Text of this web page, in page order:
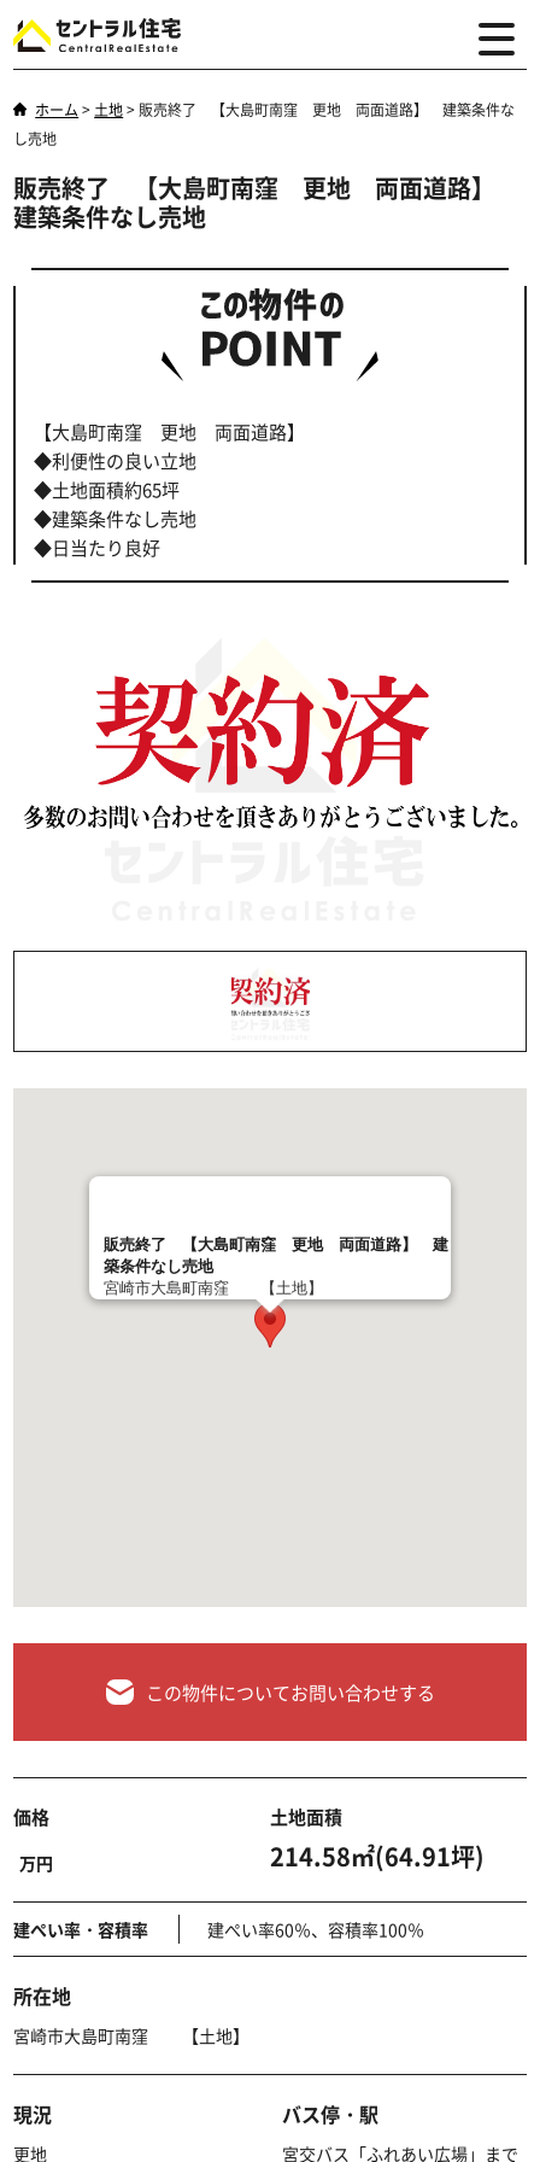
ホーム > 土地> 販売終了 【大島町南窪 更地 両面道路】 建築条件な
し売地
販売終了 【大島町南窪 更地 両面道路】
建築条件なし売地
【大島町南窪 更地 両面道路】
◆利便性の良い立地
◆土地面積約65坪
◆建築条件なし売地
◆日当たり良好
販売終了 【大島町南窪 更地 両面道路】 建
築条件なし売地
宮崎市大島町南窪 【土地】
この物件についてお問い合わせする
価格
万円
土地面積
214.58㎡(64.91坪)
建ぺい率・容積率 建ぺい率60％、容積率100％
所在地
宮崎市大島町南窪 【土地】
現況
更地
バス停・駅
宮交バス「ふれあい広場」まで